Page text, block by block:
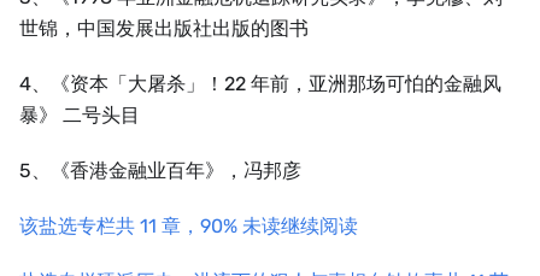
世锦，中国发展出版社出版的图书
4、《资本「大屠杀」！22 年前，亚洲那场可怕的金融风
暴》 二号头目
5、《香港金融业百年》，冯邦彦
该盐选专栏共 11 章，90% 未读继续阅读